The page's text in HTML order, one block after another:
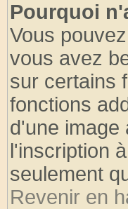
Pourquoi
Vous
vous avez
sur certains
fonctions
d'une image
l'inscription
seulement
Revenir en